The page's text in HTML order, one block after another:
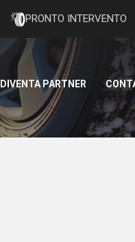
PRONTO INTERVENTO
DIVENTA PARTNER